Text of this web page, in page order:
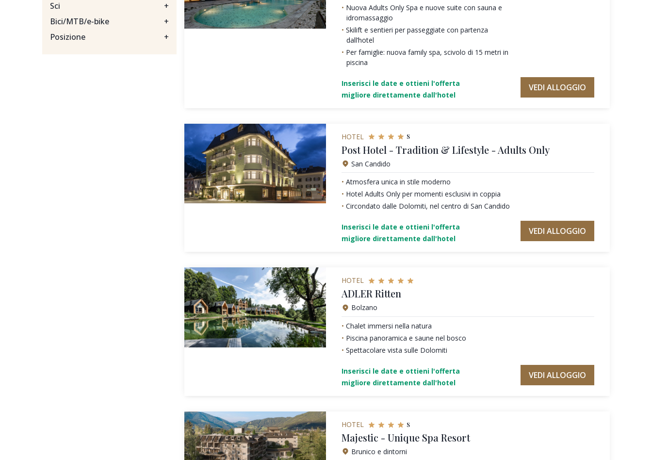
Sci
+
Bici/MTB/e-bike
+
Posizione
+
Nuova Adults Only Spa e nuove suite con sauna e
idromassaggio
Skilift e sentieri per passeggiate con partenza
dall’hotel
Per famiglie: nuova family spa, scivolo di 15 metri in
piscina
Inserisci le date e ottieni l'offerta
migliore direttamente dall'hotel
VEDI ALLOGGIO
HOTEL s
Post Hotel - Tradition & Lifestyle - Adults Only
San Candido
Atmosfera unica in stile moderno
Hotel Adults Only per momenti esclusivi in coppia
Circondato dalle Dolomiti, nel centro di San Candido
Inserisci le date e ottieni l'offerta
migliore direttamente dall'hotel
VEDI ALLOGGIO
HOTEL
ADLER Ritten
Bolzano
Chalet immersi nella natura
Piscina panoramica e saune nel bosco
Spettacolare vista sulle Dolomiti
Inserisci le date e ottieni l'offerta
migliore direttamente dall'hotel
VEDI ALLOGGIO
HOTEL s
Majestic - Unique Spa Resort
Brunico e dintorni